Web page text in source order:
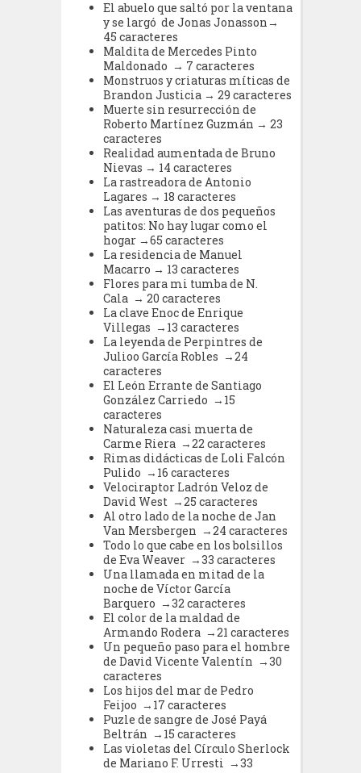
El abuelo que saltó por la ventana
y se largó de Jonas Jonasson→
45 caracteres
Maldita de Mercedes Pinto
Maldonado → 7 caracteres
Monstruos y criaturas míticas de
Brandon Justicia → 29 caracteres
Muerte sin resurrección de
Roberto Martínez Guzmán → 23
caracteres
Realidad aumentada de Bruno
Nievas → 14 caracteres
La rastreadora de Antonio
Lagares → 18 caracteres
Las aventuras de dos pequeños
patitos: No hay lugar como el
hogar →65 caracteres
La residencia de Manuel
Macarro → 13 caracteres
Flores para mi tumba de N.
Cala → 20 caracteres
La clave Enoc de Enrique
Villegas →13 caracteres
La leyenda de Perpintres de
Julioo García Robles →24
caracteres
El León Errante de Santiago
González Carriedo →15
caracteres
Naturaleza casi muerta de
Carme Riera →22 caracteres
Rimas didácticas de Loli Falcón
Pulido →16 caracteres
Velociraptor Ladrón Veloz de
David West →25 caracteres
Al otro lado de la noche de Jan
Van Mersbergen →24 caracteres
Todo lo que cabe en los bolsillos
de Eva Weaver →33 caracteres
Una llamada en mitad de la
noche de Víctor García
Barquero →32 caracteres
El color de la maldad de
Armando Rodera →21 caracteres
Un pequeño paso para el hombre
de David Vicente Valentín →30
caracteres
Los hijos del mar de Pedro
Feijoo →17 caracteres
Puzle de sangre de José Payá
Beltrán →15 caracteres
Las violetas del Círculo Sherlock
de Mariano F. Urresti →33